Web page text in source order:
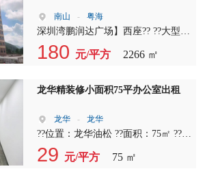
理费） 单位：14C-207 面积：125平
价格：99元/平 管理费，13元/平
?????????????2+1格局， 单位：14C-
201 面积：98平 价格：99元/平 管理
18503040407王大师 红本备案，24小
价格：5500元(包管理费） 单位：
14C-209A 朝向：南 ??价格：6500元
正南，6一8人间 价格：6500元（包
南山 - 粤海
深圳湾鹏润达广场】西座?? ??大型会
议中心免费使用?? [爱心]【楼层】15-
18层精装修，19-22层毛坯（可定制
2266平 [爱心]【租金】180元/平含税
税） [爱心]【空调】24小时独立控制
[爱心]【地铁】2号线/11号线后海站F
出口无缝衔接 [爱心]【片区定位】 ??
深圳湾企业国际总部基地 80多家湾
180 元/平方 2266 ㎡
龙华精装修小面积75平办公室出租
龙华 - 龙华
??位置：龙华油松 ??面积：75㎡ ??格
局：1+1（独立隔间+开放办公区） ?
优势：精装交付、水电通、家私全
29 元/平方 75 ㎡